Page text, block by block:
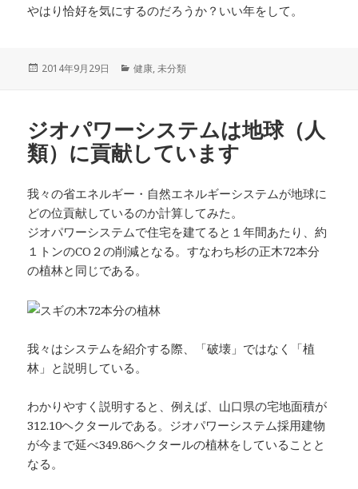
やはり恰好を気にするのだろうか？いい年をして。
投
2014年9月29日
カ
ー
健康,未分類
ジオパワーシステムは地球（人
類）に貢献しています
我々の省エネルギー・自然エネルギーシステムが地球に
どの位貢献しているのか計算してみた。
ジオパワーシステムで住宅を建てると１年間あたり、約
１トンのCO２の削減となる。すなわち杉の正木72本分
の植林と同じである。
我々はシステムを紹介する際、「破壊」ではなく「植
林」と説明している。
わかりやすく説明すると、例えば、山口県の宅地面積が
312.10ヘクタールである。ジオパワーシステム採用建物
が今まで延べ349.86ヘクタールの植林をしていることと
なる。